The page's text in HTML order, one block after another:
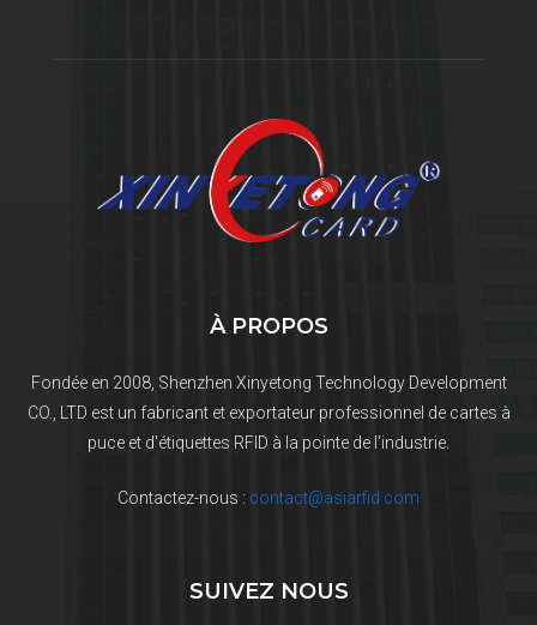
À PROPOS
Fondée en 2008, Shenzhen Xinyetong Technology Development
CO., LTD est un fabricant et exportateur professionnel de cartes à
puce et d'étiquettes RFID à la pointe de l'industrie.
Contactez-nous : contact@asiarfid.com
SUIVEZ NOUS